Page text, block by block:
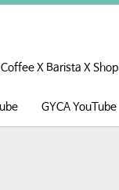
Coffee X Barista X Shop
GYCA YouTube